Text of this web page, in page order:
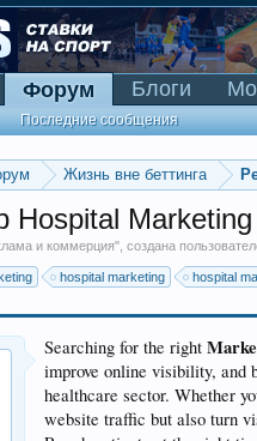
Жизнь вне беттинга
Hospital
и коммерция", создана
hospital marketing hospital
Searching for the right
improve online visibility, and
healthcare sector. Whether
website traffic but also turn
Форум
Последние сообщения
Блоги